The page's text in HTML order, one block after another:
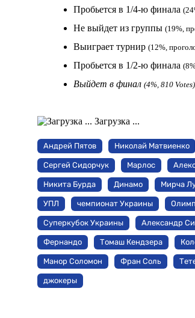
Пробьется в 1/4-ю финала
Не выйдет из группы (19%,
Выиграет турнир (12%,
Пробьется в 1/2-ю финала
Выйдет в финал (4%, 810 Votes)
Загрузка ...
Андрей Пятов Николай Матвиенко
Сергей Сидорчук Марлос
Никита Бурда Динамо Мирча
УПЛ чемпионат Украины
Суперкубок Украины Александр
Фернандо Томаш Кендзера
Манор Соломон Фран Соль
джокеры